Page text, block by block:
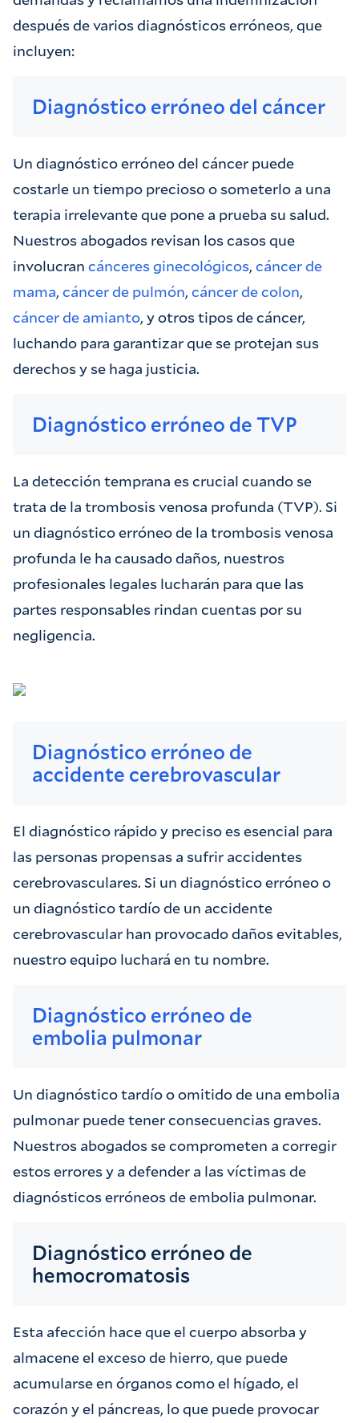
después de varios diagnósticos erróneos, que
incluyen:
Diagnóstico erróneo del cáncer
Un diagnóstico erróneo del cáncer puede
costarle un tiempo precioso o someterlo a una
terapia irrelevante que pone a prueba su salud.
Nuestros abogados revisan los casos que
involucran cánceres ginecológicos, cáncer de
mama, cáncer de pulmón, cáncer de colon,
cáncer de amianto, y otros tipos de cáncer,
luchando para garantizar que se protejan sus
derechos y se haga justicia.
Diagnóstico erróneo de TVP
La detección temprana es crucial cuando se
trata de la trombosis venosa profunda (TVP). Si
un diagnóstico erróneo de la trombosis venosa
profunda le ha causado daños, nuestros
profesionales legales lucharán para que las
partes responsables rindan cuentas por su
negligencia.
Diagnóstico erróneo de
accidente cerebrovascular
El diagnóstico rápido y preciso es esencial para
las personas propensas a sufrir accidentes
cerebrovasculares. Si un diagnóstico erróneo o
un diagnóstico tardío de un accidente
cerebrovascular han provocado daños evitables,
nuestro equipo luchará en tu nombre.
Diagnóstico erróneo de
embolia pulmonar
Un diagnóstico tardío o omitido de una embolia
pulmonar puede tener consecuencias graves.
Nuestros abogados se comprometen a corregir
estos errores y a defender a las víctimas de
diagnósticos erróneos de embolia pulmonar.
Diagnóstico erróneo de
hemocromatosis
Esta afección hace que el cuerpo absorba y
almacene el exceso de hierro, que puede
acumularse en órganos como el hígado, el
corazón y el páncreas, lo que puede provocar